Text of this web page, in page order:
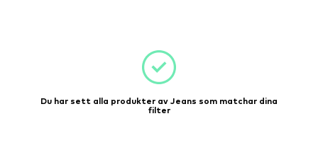
Du har sett alla produkter av Jeans som matchar dina
filter